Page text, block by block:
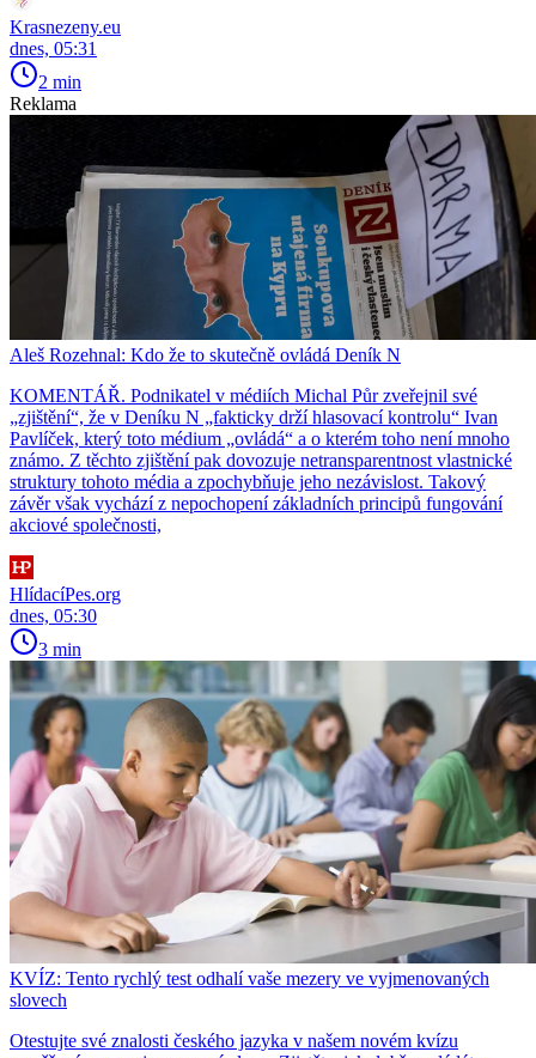
Krasnezeny.eu
dnes, 05:31
2 min
Reklama
Aleš Rozehnal: Kdo že to skutečně ovládá Deník N
KOMENTÁŘ. Podnikatel v médiích Michal Půr zveřejnil své
„zjištění“, že v Deníku N „fakticky drží hlasovací kontrolu“ Ivan
Pavlíček, který toto médium „ovládá“ a o kterém toho není mnoho
známo. Z těchto zjištění pak dovozuje netransparentnost vlastnické
struktury tohoto média a zpochybňuje jeho nezávislost. Takový
závěr však vychází z nepochopení základních principů fungování
akciové společnosti,
HlídacíPes.org
dnes, 05:30
3 min
KVÍZ: Tento rychlý test odhalí vaše mezery ve vyjmenovaných
slovech
Otestujte své znalosti českého jazyka v našem novém kvízu